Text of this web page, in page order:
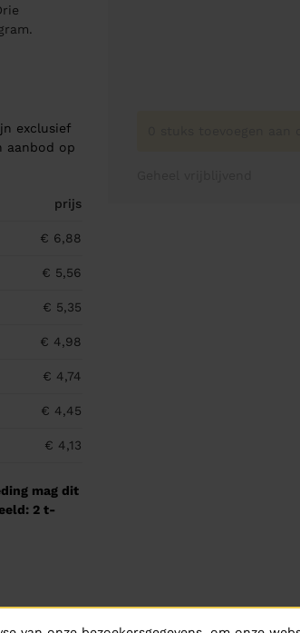
exclusief
aanbod op
prijs
€ 6,88
€ 5,56
€ 5,35
€ 4,98
€ 4,74
€ 4,45
€ 4,13
mag dit
2 t-